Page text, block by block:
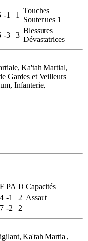
-1 1
Touches
Soutenues 1
-3 3
Blessures
Dévastatrices
Ka'tah Martial,
Gardes et Veilleurs
Infanterie,
F PA D Capacités
4 -1 2 Assaut
7 -2 2
Ka'tah Martial,